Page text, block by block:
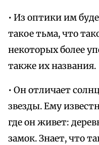
• Из оптики им
такое тьма, что
некоторых более
также их названия.
• Он отличает
звезды. Ему
где он живет:
замок. Знает, что